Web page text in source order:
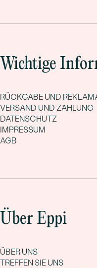
Wichtige
RÜCKGABE UND
VERSAND UND ZAHLUNG
DATENSCHUTZ
IMPRESSUM
AGB
Über Eppi
ÜBER UNS
TREFFEN SIE UNS